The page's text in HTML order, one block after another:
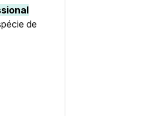
de